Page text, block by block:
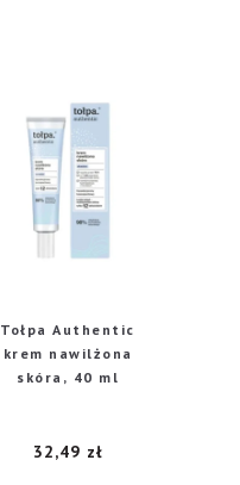
Tołpa Authentic
krem nawilżona
skóra, 40 ml
32,49 zł